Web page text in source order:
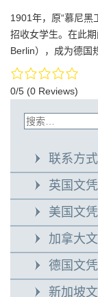
1901年，原“慕尼黑
招收女学生。在此
Berlin），成为德国
0/5 (0 Reviews)
联系方式
英国文
美国文
加拿大
德国文
新加坡